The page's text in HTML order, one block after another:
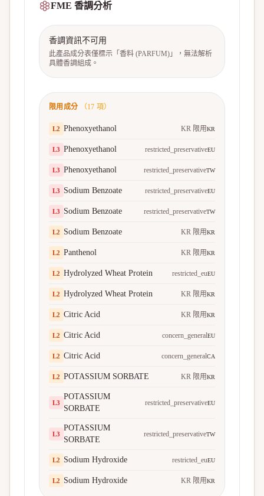
FME 香調分析
香調資訊不可用
此產品成分表僅標示「香料 (PARFUM)」，無法解析
具體香調組成。
限用成分 （17 項）
L2 Phenoxyethanol KR 限用KR
L3 Phenoxyethanol restricted_preservativeEU
L3 Phenoxyethanol restricted_preservativeTW
L3 Sodium Benzoate restricted_preservativeEU
L3 Sodium Benzoate restricted_preservativeTW
L2 Sodium Benzoate KR 限用KR
L2 Panthenol KR 限用KR
L2 Hydrolyzed Wheat Protein restricted_euEU
L2 Hydrolyzed Wheat Protein KR 限用KR
L2 Citric Acid KR 限用KR
L2 Citric Acid concern_generalEU
L2 Citric Acid concern_generalCA
L2 POTASSIUM SORBATE KR 限用KR
L3
POTASSIUM
SORBATE
restricted_preservativeEU
L3
POTASSIUM
SORBATE
restricted_preservativeTW
L2 Sodium Hydroxide restricted_euEU
L2 Sodium Hydroxide KR 限用KR